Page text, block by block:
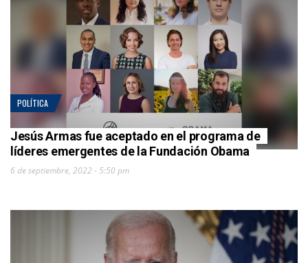
POLÍTICA
Jesús Armas fue aceptado en el programa de
líderes emergentes de la Fundación Obama
6 de septiembre, 2022 - 5:50 pm